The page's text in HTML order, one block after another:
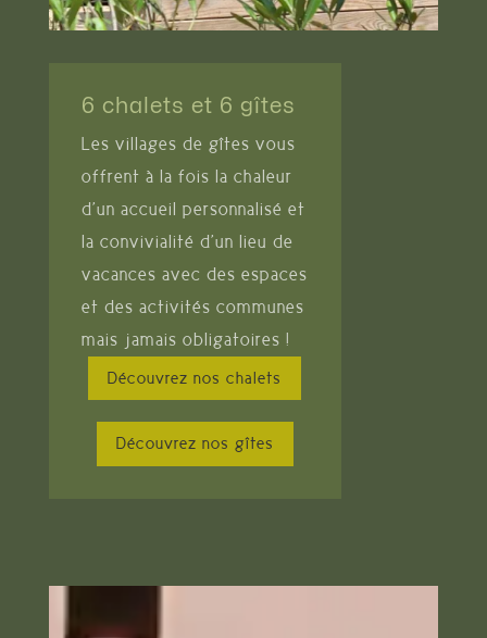
6 chalets et 6 gîtes
Les villages de gîtes vous
offrent à la fois la chaleur
d’un accueil personnalisé et
la convivialité d’un lieu de
vacances avec des espaces
et des activités communes
mais jamais obligatoires !
Découvrez nos chalets
Découvrez nos gîtes